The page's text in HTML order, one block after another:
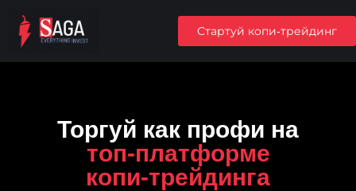
Стартуй копи‑трейдинг
Торгуй как профи на
топ‑платформе
копи‑трейдинга